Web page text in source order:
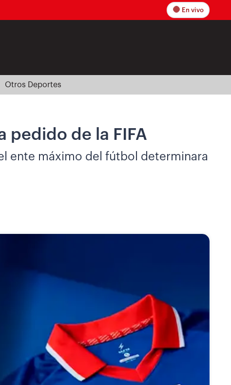
En vivo
Otros Deportes
pedido de la FIFA
ente máximo del fútbol determinara